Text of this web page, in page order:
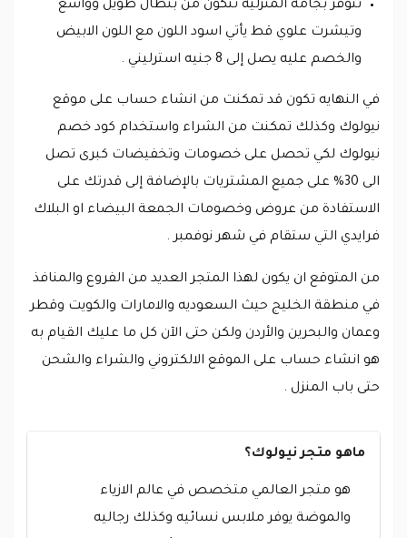
تتوفر بجامه المنزلية تتكون من بنطال طويل وواسع
وتيشرت علوي قط يأتي اسود اللون مع اللون الابيض
والخصم عليه يصل إلى 8 جنيه استرليني .
في النهايه تكون قد تمكنت من انشاء حساب على موقع
نيولوك وكذلك تمكنت من الشراء واستخدام كود خصم
نيولوك لكي تحصل على خصومات وتخفيضات كبرى تصل
الى 30% على جميع المشتريات بالإضافة إلى قدرتك على
الاستفادة من عروض وخصومات الجمعة البيضاء او البلاك
فرايدي التي ستقام في شهر نوفمبر .
من المتوقع ان يكون لهذا المتجر العديد من الفروع والمنافذ
في منطقة الخليج حيث السعوديه والامارات والكويت وقطر
وعمان والبحرين والأردن ولكن حتى الآن كل ما عليك القيام به
هو انشاء حساب على الموقع الالكتروني والشراء والشحن
حتى باب المنزل .
ماهو متجر نيولوك؟
هو متجر العالمي متخصص في عالم الازياء
والموضة يوفر ملابس نسائيه وكذلك رجاليه